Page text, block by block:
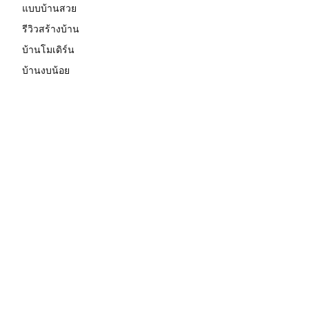
แบบบ้านสวย
รีวิวสร้างบ้าน
บ้านโมเดิร์น
บ้านงบน้อย